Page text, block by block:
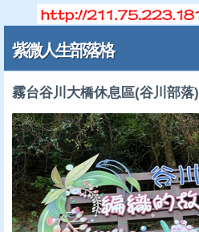
紫微人生部落格
霧台谷川大橋休息區(谷川部落)